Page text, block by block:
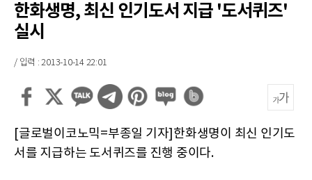
한화생명, 최신 인기도서 지급 '도서퀴즈'
실시
/ 입력 : 2013-10-14 22:01
[글로벌이코노믹=부종일 기자]한화생명이 최신 인기도
서를 지급하는 도서퀴즈를 진행 중이다.